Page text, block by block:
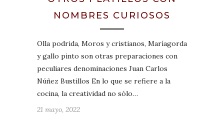
NOMBRES CURIOSOS
Olla podrida, Moros y cristianos, Maríagorda
y gallo pinto son otras preparaciones con
peculiares denominaciones Juan Carlos
Núñez Bustillos En lo que se refiere a la
cocina, la creatividad no sólo…
21 mayo, 2022